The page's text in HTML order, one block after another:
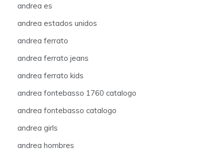
andrea es
andrea estados unidos
andrea ferrato
andrea ferrato jeans
andrea ferrato kids
andrea fontebasso 1760 catalogo
andrea fontebasso catalogo
andrea girls
andrea hombres